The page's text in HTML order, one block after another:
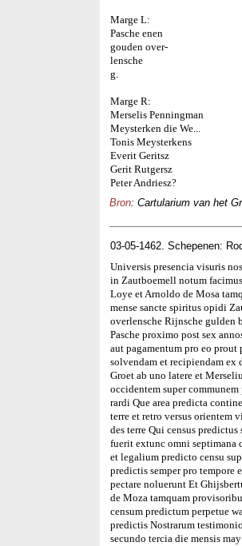
Marge L:
Pasche enen
gouden over-
lensche
g.
Marge R:
Merselis Penningman
Meysterken die We...
Tonis Meysterkens
Everit Geritsz
Gerit Rutgersz
Peter Andriesz?
Bron: Cartularium van het
03-05-1462. Schepenen:
Universis presencia visuris
in Zautboemell notum
Loye et Arnoldo de Mosa
mense sancte spiritus opidi
overlensche Rijnsche gulden
Pasche proximo post sex
aut pagamentum pro eo prout
solvendam et recipiendam ex
Groet ab uno latere et
occidentem super
rardi Que area predicta
terre et retro versus orientem
des terre Qui census
fuerit extunc omni septimana
et legalium predicto censu
predictis semper pro tempore
pectare noluerunt Et
de Moza tamquam
censum predictum perpetue
predictis Nostrarum
secundo tercia die mensis may